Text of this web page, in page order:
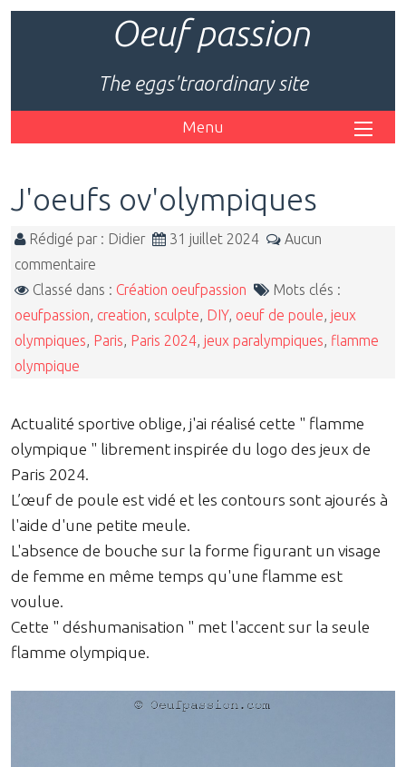
Oeuf passion
The eggs'traordinary site
Menu
J'oeufs ov'olympiques
Rédigé par : Didier 31 juillet 2024
Aucun
commentaire
Classé dans : Création oeufpassion
Mots clés :
oeufpassion creation sculpte DIY, oeuf de poule jeux
olympiques Paris Paris 2024 jeux paralympiques flamme
olympique
Actualité sportive oblige, j'ai réalisé cette " flamme
olympique " librement inspirée du logo des jeux de
Paris 2024.
L’œuf de poule est vidé et les contours sont ajourés à
l'aide d'une petite meule.
L'absence de bouche sur la forme figurant un visage
de femme en même temps qu'une flamme est
voulue.
Cette " déshumanisation " met l'accent sur la seule
flamme olympique.